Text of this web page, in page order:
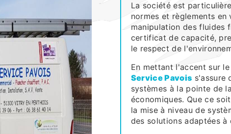
La société est
normes et règlements en
manipulation des fluides
certificat de capacité,
le respect de
En mettant l'accent sur
Service Pavois s'assure
systèmes à la pointe de
économiques. Que ce
la mise à niveau de
des solutions adaptées à